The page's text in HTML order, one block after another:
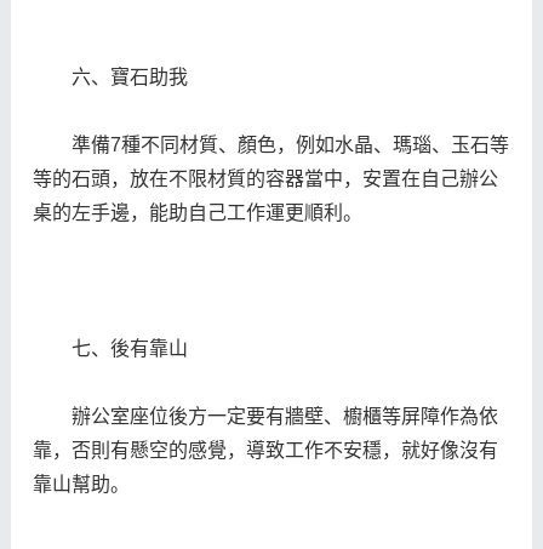
六、寶石助我
準備7種不同材質、顏色，例如水晶、瑪瑙、玉石等
等的石頭，放在不限材質的容器當中，安置在自己辦公
桌的左手邊，能助自己工作運更順利。
七、後有靠山
辦公室座位後方一定要有牆壁、櫥櫃等屏障作為依
靠，否則有懸空的感覺，導致工作不安穩，就好像沒有
靠山幫助。